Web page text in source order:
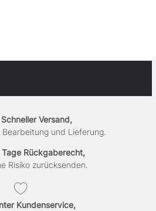
Schneller Versand,
Bearbeitung und Lieferung.
Rückgaberecht,
Risiko zurücksenden.
Kundenservice,